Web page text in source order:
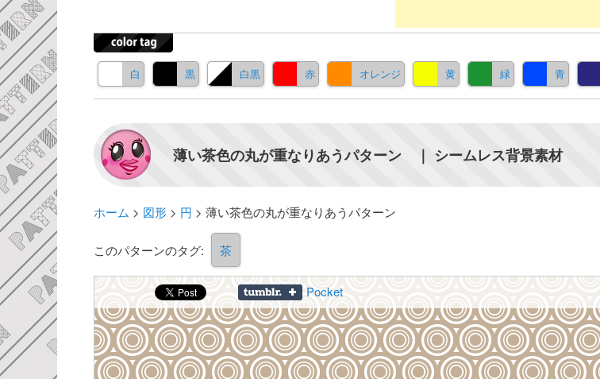
白 黒 白黒 赤 オレンジ 黄 緑 青
薄い茶色の丸が重なりあうパターン ｜ シームレス背景素材
ホーム > 図形> 円 > 薄い茶色の丸が重なりあうパターン
このパターンのタグ: 茶
Pocket